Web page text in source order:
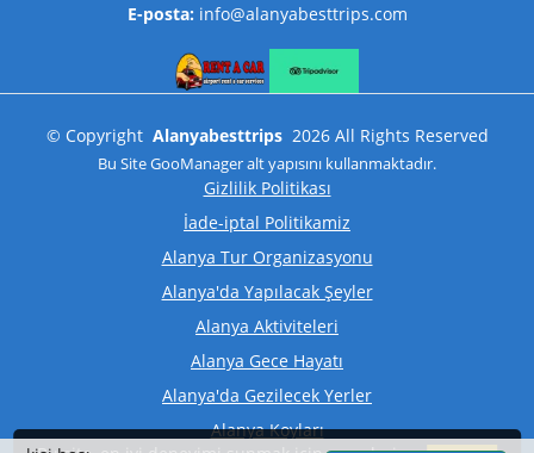
E-posta: info@alanyabesttrips.com
© Copyright Alanyabesttrips 2026 All Rights Reserved
Bu SiteGooManageralt yapısını kullanmaktadır.
Gizlilik Politikası
İade-iptal Politikamiz
Alanya Tur Organizasyonu
Alanya'da Yapılacak Şeyler
Alanya Aktiviteleri
Alanya Gece Hayatı
Alanya'da Gezilecek Yerler
Alanya Koyları